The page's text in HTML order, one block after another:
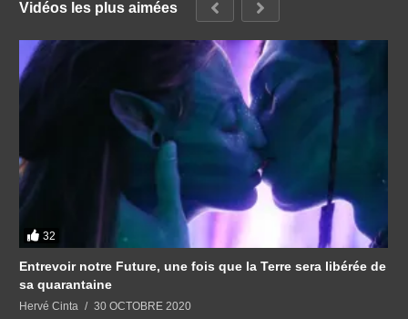
Vidéos les plus aimées
32
Entrevoir notre Future, une fois que la Terre sera libérée de
sa quarantaine
Hervé Cinta 30 OCTOBRE 2020